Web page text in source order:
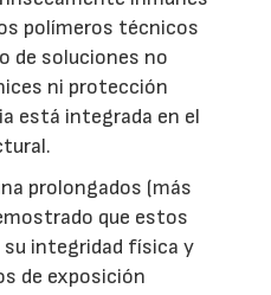
polímeros técnicos
de soluciones no
ni protección
está integrada en el
prolongados (más
que estos
integridad física y
de exposición